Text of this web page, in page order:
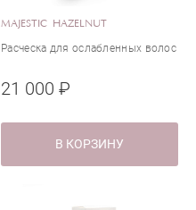
MAJESTIC HAZELNUT
Расческа для ослабленных волос
21 000 ₽
В КОРЗИНУ